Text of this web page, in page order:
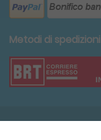
Metodi di spedizioni
Condividi